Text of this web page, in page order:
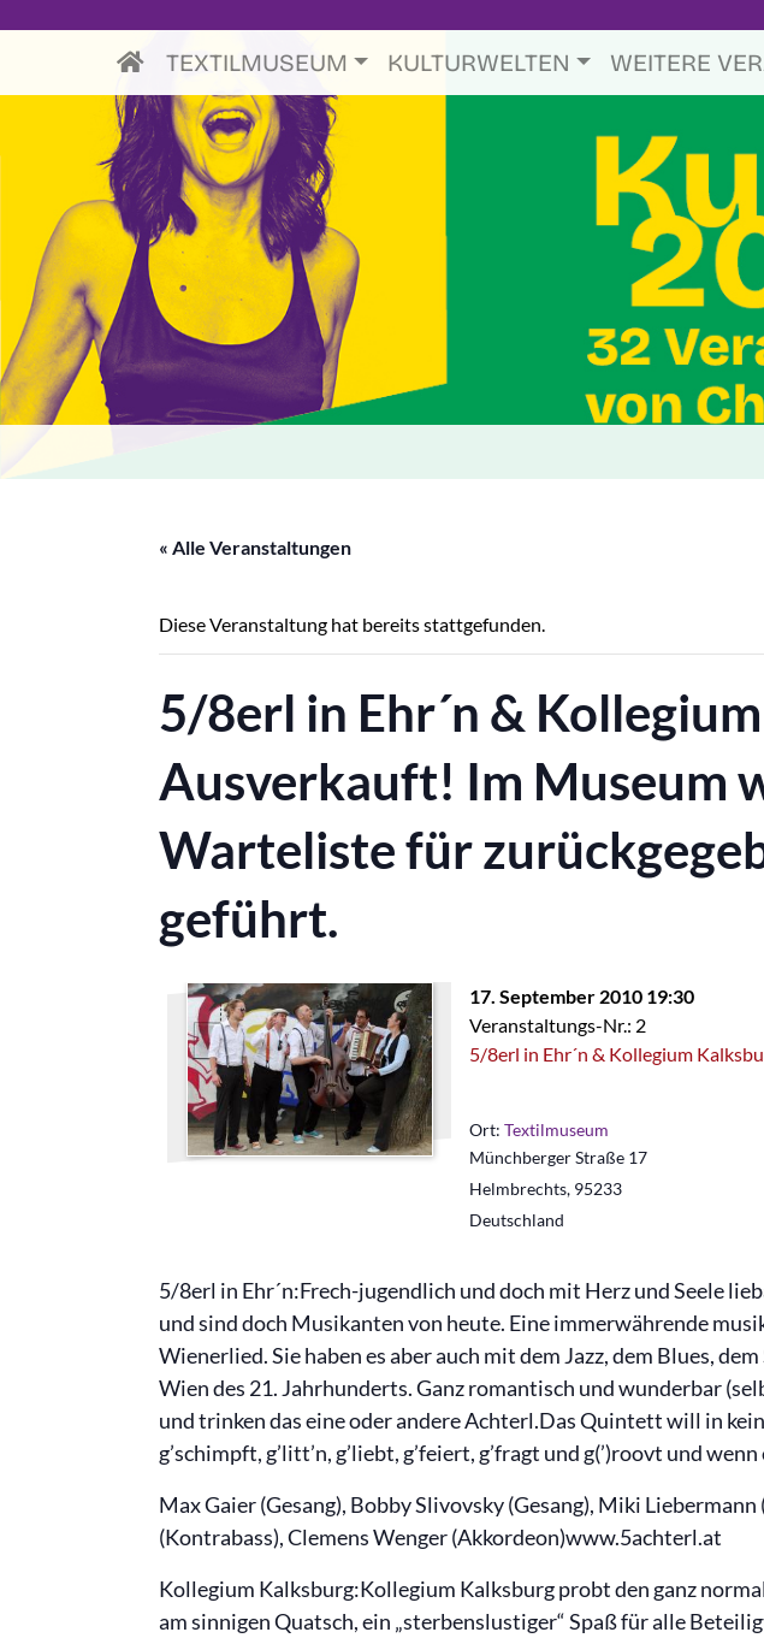
TEXTILMUSEUM KULTURWELTEN WEITERE
« Alle Veranstaltungen
Diese Veranstaltung hat bereits stattgefunden.
5/8erl in Ehr´n &
Ausverkauft! Im Museum
Warteliste für
geführt.
17. September 2010 19:30
Veranstaltungs-Nr.: 2
5/8erl in Ehr´n & Kollegium
Ort: Textilmuseum
Münchberger Straße 17
Helmbrechts, 95233
Deutschland
5/8erl in Ehr´n:Frech-jugendlich und doch mit Herz und Seele
und sind doch Musikanten von heute. Eine immerwährende
Wienerlied. Sie haben es aber auch mit dem Jazz, dem Blues,
Wien des 21. Jahrhunderts. Ganz romantisch und wunderbar
und trinken das eine oder andere Achterl.Das Quintett will in
g’schimpft, g’litt’n, g’liebt, g’feiert, g’fragt und g(’)roovt und
Max Gaier (Gesang), Bobby Slivovsky (Gesang), Miki
(Kontrabass), Clemens Wenger (Akkordeon)www.5achterl.at
Kollegium Kalksburg:Kollegium Kalksburg probt den ganz
am sinnigen Quatsch, ein „sterbenslustiger“ Spaß für alle